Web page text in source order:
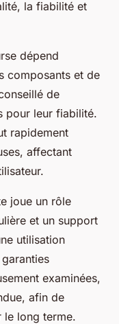
la fiabilité et
dépend
composants et de
de
pour leur fiabilité.
rapidement
affectant
joue un rôle
et un support
utilisation
examinées,
afin de
le long terme.